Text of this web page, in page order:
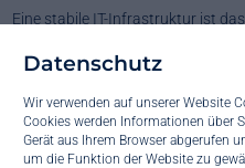
Datenschutz
Wir verwenden auf unserer Website
Cookies werden Informationen über
Gerät aus Ihrem Browser abgerufen
um die Funktion der Website zu
Eine stabile IT-Infrastruktur ist
und Systeme nicht nur laufen,
unseren Infrastrukturservices
Überwachung und Wartung Ihrer
von einer reaktiven Kostenstelle